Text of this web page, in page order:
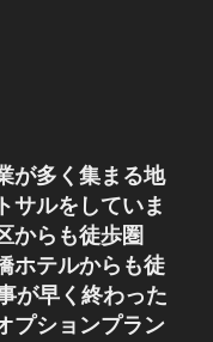
が多く集まる地
サルをしていま
からも徒歩圏
ホテルからも徒
が早く終わった
プションプラン